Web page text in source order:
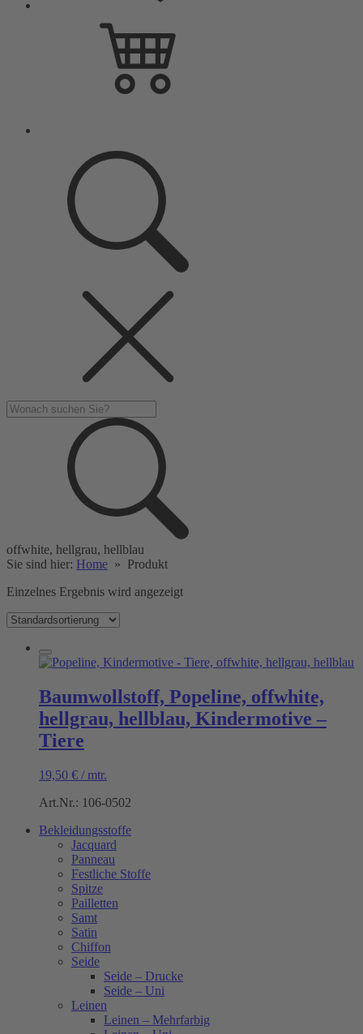
offwhite, hellgrau, hellblau
Sie sind hier: Home » Produkt
Einzelnes Ergebnis wird angezeigt
Baumwollstoff, Popeline, offwhite,
hellgrau, hellblau, Kindermotive –
Tiere
19,50 € / mtr.
Art.Nr.: 106-0502
Bekleidungsstoffe
Jacquard
Panneau
Festliche Stoffe
Spitze
Pailletten
Samt
Satin
Chiffon
Seide
Seide – Drucke
Seide – Uni
Leinen
Leinen – Mehrfarbig